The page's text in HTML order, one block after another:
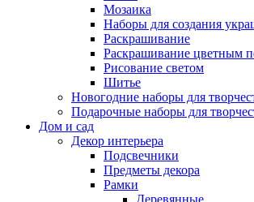
Мозаика
Наборы для создания
Раскрашивание
Раскрашивание цветным
Рисование светом
Шитье
Новогодние наборы для
Подарочные наборы для
Дом и сад
Декор интерьера
Подсвечники
Предметы декора
Рамки
Деревянные